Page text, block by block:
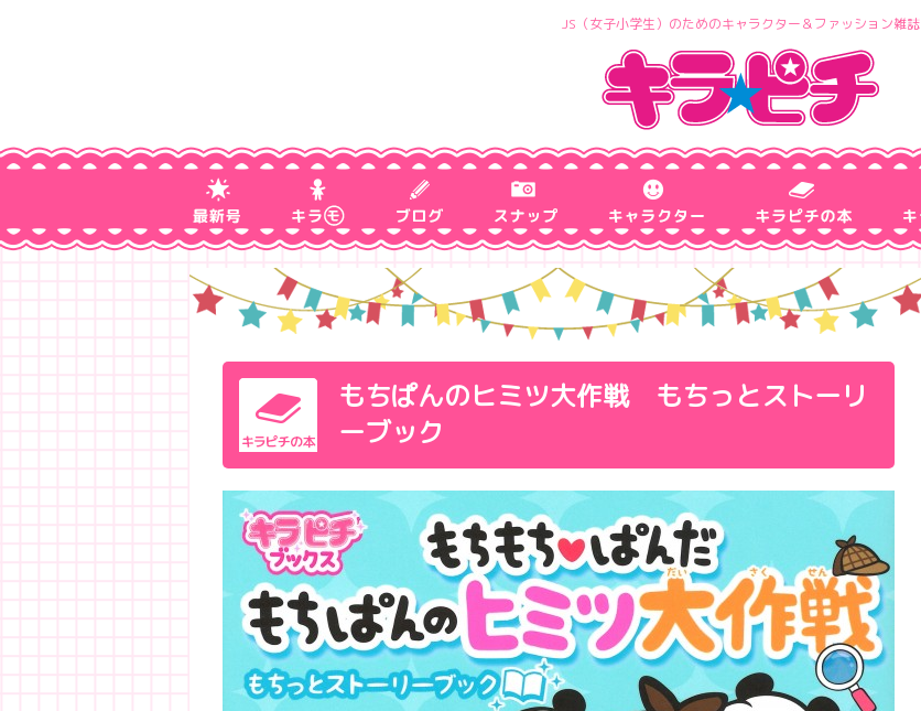
JS（女子小学生）のためのキャラクター＆ファッション雑誌
もちぱんのヒミツ大作戦 もちっとストーリ
ーブック